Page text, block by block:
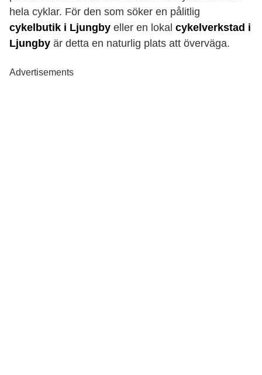
hela cyklar. För den som söker en pålitlig
cykelbutik i Ljungby eller en lokal cykelverkstad i
Ljungby är detta en naturlig plats att överväga.
Advertisements